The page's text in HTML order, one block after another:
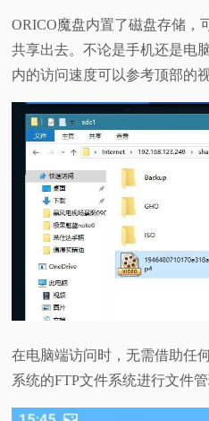
ORICO魔盘内置了磁盘存储，
共享出去。不论是手机还是电
内的访问速度可以参考顶部的视
在电脑端访问时，无需借助任
系统的FTP文件系统进行文件管